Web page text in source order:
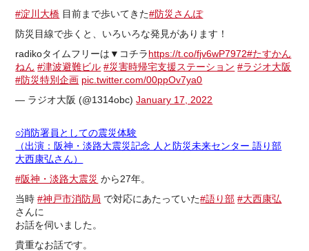
#淀川大橋 目前まで歩いてきた#防災さんぽ
防災目線で歩くと、いろいろな発見があります！
radikoタイムフリーは▼コチラhttps://t.co/fjv6wP7972#たすかん
ねん #津波避難ビル #災害時帰宅支援ステーション #ラジオ大阪
#防災特別企画 pic.twitter.com/00ppOv7ya0
— ラジオ大阪 (@1314obc)January 17, 2022
○消防署員としての震災体験
（出演：阪神・淡路大震災記念 人と防災未来センター 語り部
大西康弘さん）
#阪神・淡路大震災 から27年。
当時#神戸市消防局 で対応にあたっていた#語り部 #大西康弘
さんに
お話を伺いました。
貴重なお話です。